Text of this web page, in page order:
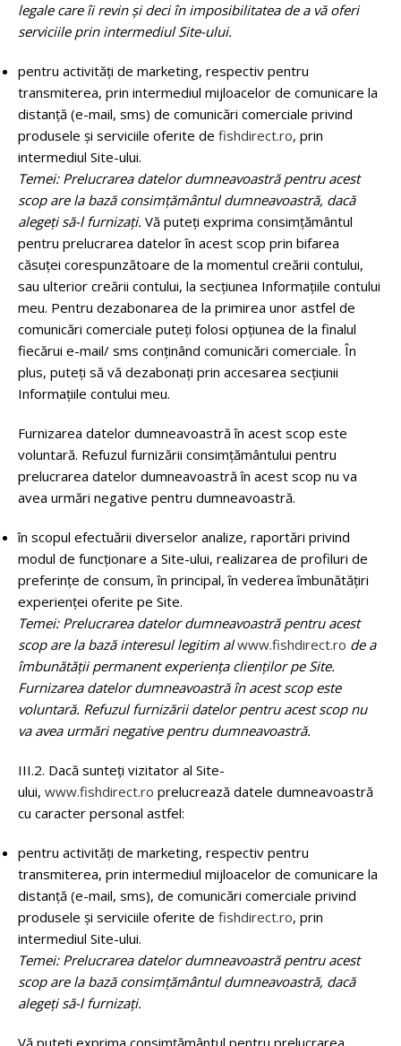
legale care îi revin și deci în imposibilitatea de a vă oferi
serviciile prin intermediul Site-ului.
pentru activităţi de marketing, respectiv pentru
transmiterea, prin intermediul mijloacelor de comunicare la
distanţă (e-mail, sms) de comunicări comerciale privind
produsele şi serviciile oferite de fishdirect.ro, prin
intermediul Site-ului.
Temei: Prelucrarea datelor dumneavoastră pentru acest
scop are la bază consimțământul dumneavoastră, dacă
alegeți să-l furnizați. Vă puteți exprima consimțământul
pentru prelucrarea datelor în acest scop prin bifarea
căsuței corespunzătoare de la momentul creării contului,
sau ulterior creării contului, la secțiunea Informațiile contului
meu. Pentru dezabonarea de la primirea unor astfel de
comunicări comerciale puteți folosi opţiunea de la finalul
fiecărui e-mail/ sms conţinând comunicări comerciale. În
plus, puteți să vă dezabonați prin accesarea secțiunii
Informațiile contului meu.
Furnizarea datelor dumneavoastră în acest scop este
voluntară. Refuzul furnizării consimțământului pentru
prelucrarea datelor dumneavoastră în acest scop nu va
avea urmări negative pentru dumneavoastră.
în scopul efectuării diverselor analize, raportări privind
modul de funcționare a Site-ului, realizarea de profiluri de
preferinţe de consum, în principal, în vederea îmbunătăţiri
experienței oferite pe Site.
Temei: Prelucrarea datelor dumneavoastră pentru acest
scop are la bază interesul legitim alwww.fishdirect.ro de a
îmbunătății permanent experiența clienților pe Site.
Furnizarea datelor dumneavoastră în acest scop este
voluntară. Refuzul furnizării datelor pentru acest scop nu
va avea urmări negative pentru dumneavoastră.
III.2. Dacă sunteți vizitator al Site-
ului, www.fishdirect.ro prelucrează datele dumneavoastră
cu caracter personal astfel:
pentru activităţi de marketing, respectiv pentru
transmiterea, prin intermediul mijloacelor de comunicare la
distanţă (e-mail, sms), de comunicări comerciale privind
produsele şi serviciile oferite de fishdirect.ro, prin
intermediul Site-ului.
Temei: Prelucrarea datelor dumneavoastră pentru acest
scop are la bază consimțământul dumneavoastră, dacă
alegeți să-l furnizați.
Vă puteți exprima consimțământul pentru prelucrarea